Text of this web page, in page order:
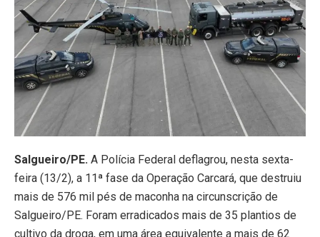
Salgueiro/PE. A Polícia Federal deflagrou, nesta sexta-
feira (13/2), a 11ª fase da Operação Carcará, que destruiu
mais de 576 mil pés de maconha na circunscrição de
Salgueiro/PE. Foram erradicados mais de 35 plantios de
cultivo da droga, em uma área equivalente a mais de 62